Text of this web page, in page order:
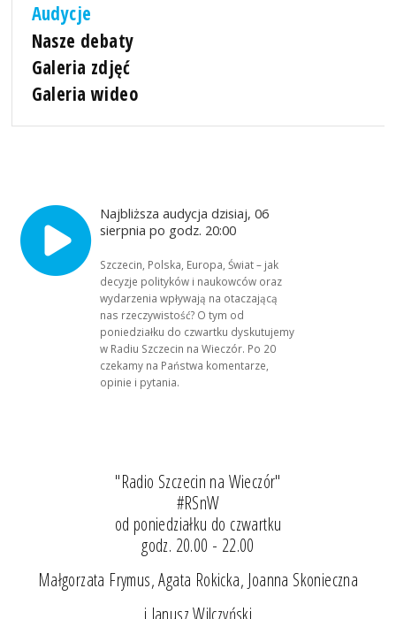
Audycje
Nasze debaty
Galeria zdjęć
Galeria wideo
Najbliższa audycja dzisiaj, 06
sierpnia po godz. 20:00
Szczecin, Polska, Europa, Świat – jak
decyzje polityków i naukowców oraz
wydarzenia wpływają na otaczającą
nas rzeczywistość? O tym od
poniedziałku do czwartku dyskutujemy
w Radiu Szczecin na Wieczór. Po 20
czekamy na Państwa komentarze,
opinie i pytania.
"Radio Szczecin na Wieczór"
#RSnW
od poniedziałku do czwartku
godz. 20.00 - 22.00
Małgorzata Frymus, Agata Rokicka, Joanna Skonieczna